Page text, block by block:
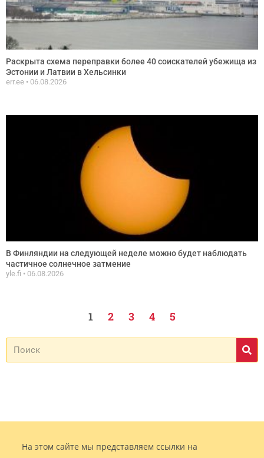
Раскрыта схема переправки более 40 соискателей убежища из
Эстонии и Латвии в Хельсинки
err.ee 06.08.2026
В Финляндии на следующей неделе можно будет наблюдать
частичное солнечное затмение
yle.fi 06.08.2026
1 2 3 4 5
На этом сайте мы представляем ссылки на